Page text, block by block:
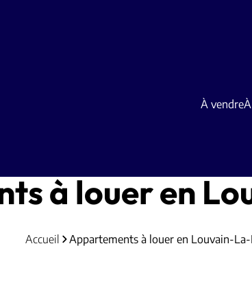
À vendre
à louer en
Accueil Appartements à louer en Louvain-